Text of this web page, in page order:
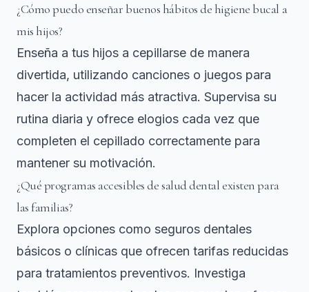
¿Cómo puedo enseñar buenos hábitos de higiene bucal a
mis hijos?
Enseña a tus hijos a cepillarse de manera
divertida, utilizando canciones o juegos para
hacer la actividad más atractiva. Supervisa su
rutina diaria y ofrece elogios cada vez que
completen el cepillado correctamente para
mantener su motivación.
¿Qué programas accesibles de salud dental existen para
las familias?
Explora opciones como seguros dentales
básicos o clínicas que ofrecen tarifas reducidas
para tratamientos preventivos. Investiga